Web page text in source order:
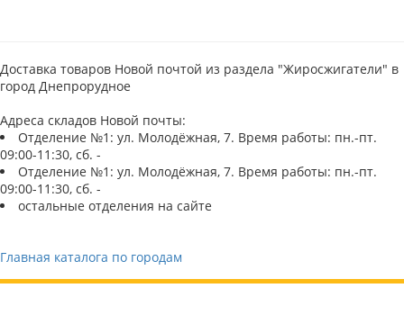
Доставка товаров Новой почтой из раздела "Жиросжигатели" в
город Днепрорудное
Адреса складов Новой почты:
Отделение №1: ул. Молодёжная, 7. Время работы: пн.-пт.
09:00-11:30, сб. -
Отделение №1: ул. Молодёжная, 7. Время работы: пн.-пт.
09:00-11:30, сб. -
остальные отделения на сайте
Главная каталога по городам